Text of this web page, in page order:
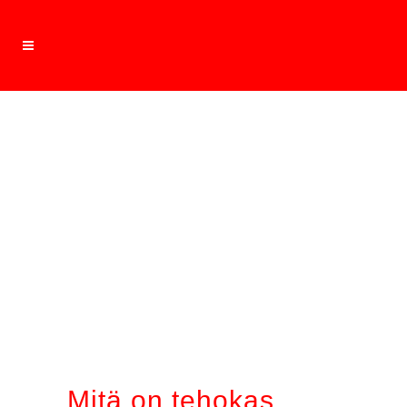
Mitä on teho­kas